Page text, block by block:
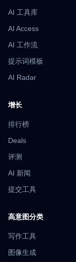
AI 工具库
AI Access
AI 工作流
提示词模板
AI Radar
增长
排行榜
Deals
评测
AI 新闻
提交工具
高意图分类
写作工具
图像生成